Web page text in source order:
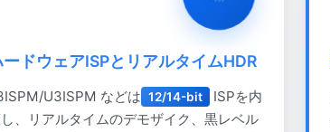
ードウェアISPとリアルタイムHDR
U3ISPM などは 12/14-bit
ISPを内
、リアルタイムのデモザイク、黒レベル